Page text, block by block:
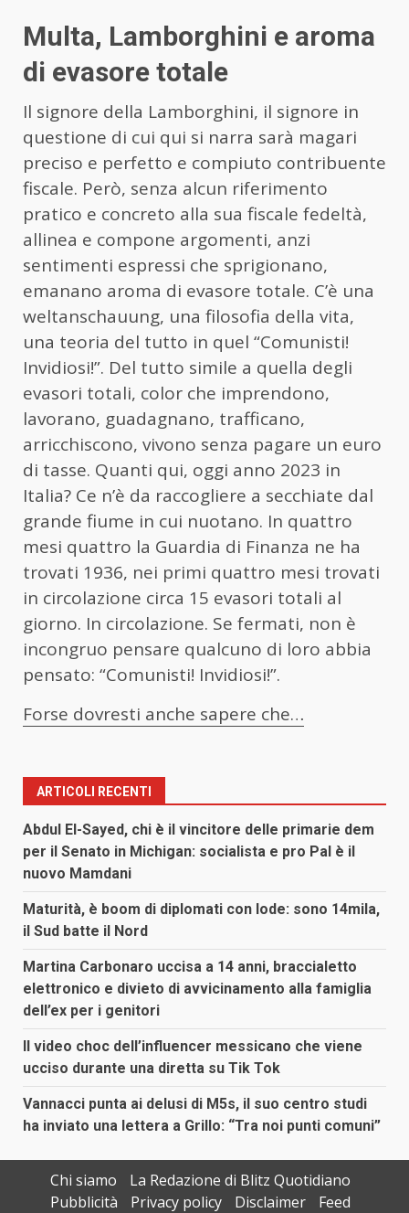
Multa, Lamborghini e aroma
di evasore totale
Il signore della Lamborghini, il signore in
questione di cui qui si narra sarà magari
preciso e perfetto e compiuto contribuente
fiscale. Però, senza alcun riferimento
pratico e concreto alla sua fiscale fedeltà,
allinea e compone argomenti, anzi
sentimenti espressi che sprigionano,
emanano aroma di evasore totale. C’è una
weltanschauung, una filosofia della vita,
una teoria del tutto in quel “Comunisti!
Invidiosi!”. Del tutto simile a quella degli
evasori totali, color che imprendono,
lavorano, guadagnano, trafficano,
arricchiscono, vivono senza pagare un euro
di tasse. Quanti qui, oggi anno 2023 in
Italia? Ce n’è da raccogliere a secchiate dal
grande fiume in cui nuotano. In quattro
mesi quattro la Guardia di Finanza ne ha
trovati 1936, nei primi quattro mesi trovati
in circolazione circa 15 evasori totali al
giorno. In circolazione. Se fermati, non è
incongruo pensare qualcuno di loro abbia
pensato: “Comunisti! Invidiosi!”.
Forse dovresti anche sapere che…
ARTICOLI RECENTI
Abdul El-Sayed, chi è il vincitore delle primarie dem
per il Senato in Michigan: socialista e pro Pal è il
nuovo Mamdani
Maturità, è boom di diplomati con lode: sono 14mila,
il Sud batte il Nord
Martina Carbonaro uccisa a 14 anni, braccialetto
elettronico e divieto di avvicinamento alla famiglia
dell’ex per i genitori
Il video choc dell’influencer messicano che viene
ucciso durante una diretta su Tik Tok
Vannacci punta ai delusi di M5s, il suo centro studi
ha inviato una lettera a Grillo: “Tra noi punti comuni”
Chi siamo
La Redazione di Blitz Quotidiano
Pubblicità
Privacy policy Disclaimer Feed